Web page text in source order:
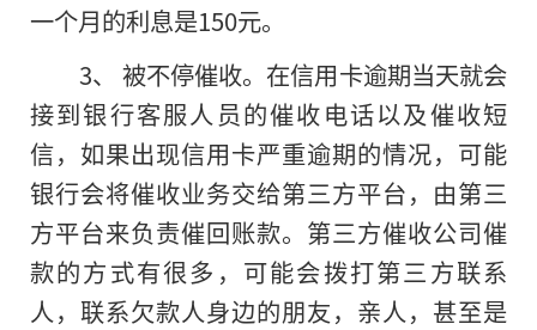
一个月的利息是150元。
3、 被不停催收。在信用卡逾期当天就会
接到银行客服人员的催收电话以及催收短
信，如果出现信用卡严重逾期的情况，可能
银行会将催收业务交给第三方平台，由第三
方平台来负责催回账款。第三方催收公司催
款的方式有很多，可能会拨打第三方联系
人，联系欠款人身边的朋友，亲人，甚至是